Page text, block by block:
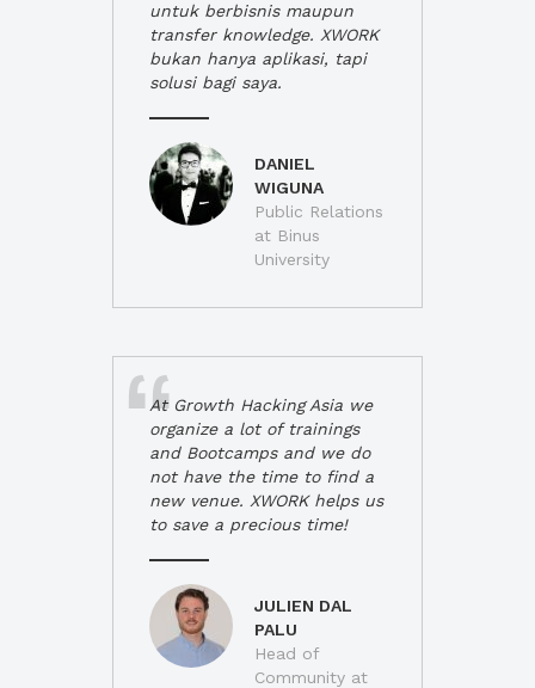
untuk berbisnis maupun
transfer knowledge. XWORK
bukan hanya aplikasi, tapi
solusi bagi saya.
DANIEL
WIGUNA
Public Relations
at Binus
University
At Growth Hacking Asia we
organize a lot of trainings
and Bootcamps and we do
not have the time to find a
new venue. XWORK helps us
to save a precious time!
JULIEN DAL
PALU
Head of
Community at